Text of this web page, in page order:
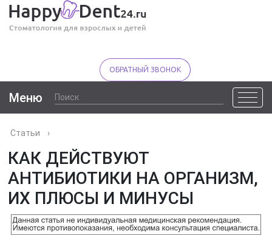
ОБРАТНЫЙ ЗВОНОК
Меню
Статьи ›
КАК ДЕЙСТВУЮТ
АНТИБИОТИКИ НА ОРГАНИЗМ,
ИХ ПЛЮСЫ И МИНУСЫ